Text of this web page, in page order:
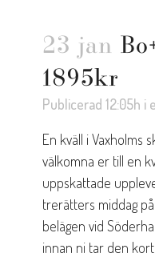
23 jan
1895kr
Publicerad 12:05h i
En kväll i Vaxholms
välkomna er till en
uppskattade
trerätters middag
belägen vid
innan ni tar den